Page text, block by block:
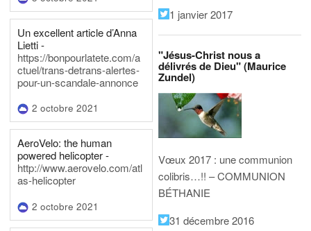
Un excellent article d’Anna
Lietti -
https://bonpourlatete.com/a
ctuel/trans-detrans-alertes-
pour-un-scandale-annonce
2 octobre 2021
AeroVelo: the human
powered helicopter -
http://www.aerovelo.com/atl
as-helicopter
2 octobre 2021
1 janvier 2017
"Jésus-Christ nous a
délivrés de Dieu" (Maurice
Zundel)
Vœux 2017 : une communion
colibris…!! – COMMUNION
BÉTHANIE
31 décembre 2016